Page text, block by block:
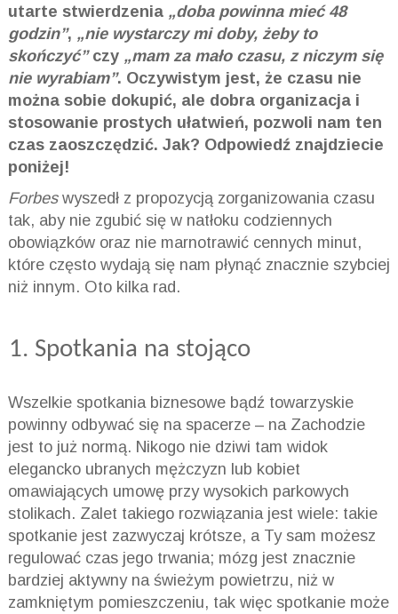
utarte stwierdzenia „doba powinna mieć 48
godzin”, „nie wystarczy mi doby, żeby to
skończyć”czy „mam za mało czasu, z niczym się
nie wyrabiam”. Oczywistym jest, że czasu nie
można sobie dokupić, ale dobra organizacja i
stosowanie prostych ułatwień, pozwoli nam ten
czas zaoszczędzić. Jak? Odpowiedź znajdziecie
poniżej!
Forbeswyszedł z propozycją zorganizowania czasu
tak, aby nie zgubić się w natłoku codziennych
obowiązków oraz nie marnotrawić cennych minut,
które często wydają się nam płynąć znacznie szybciej
niż innym. Oto kilka rad.
Spotkania na stojąco
Wszelkie spotkania biznesowe bądź towarzyskie
powinny odbywać się na spacerze – na Zachodzie
jest to już normą. Nikogo nie dziwi tam widok
elegancko ubranych mężczyzn lub kobiet
omawiających umowę przy wysokich parkowych
stolikach. Zalet takiego rozwiązania jest wiele: takie
spotkanie jest zazwyczaj krótsze, a Ty sam możesz
regulować czas jego trwania; mózg jest znacznie
bardziej aktywny na świeżym powietrzu, niż w
zamkniętym pomieszczeniu, tak więc spotkanie może